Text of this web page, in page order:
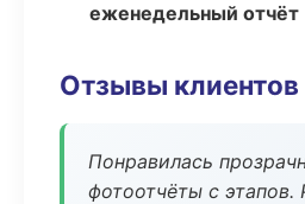
еженедельный отчёт
Отзывы клиентов
Понравилась
фотоотчёты с этапов.